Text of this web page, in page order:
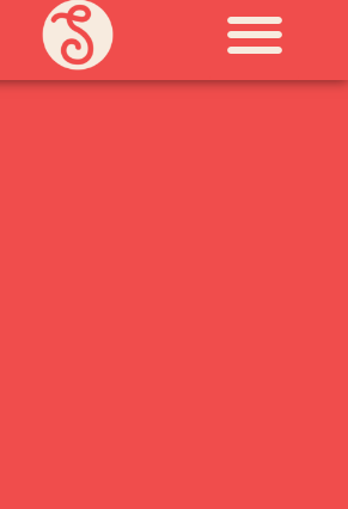
LOPPUUN ASTI
TERVETULOA!